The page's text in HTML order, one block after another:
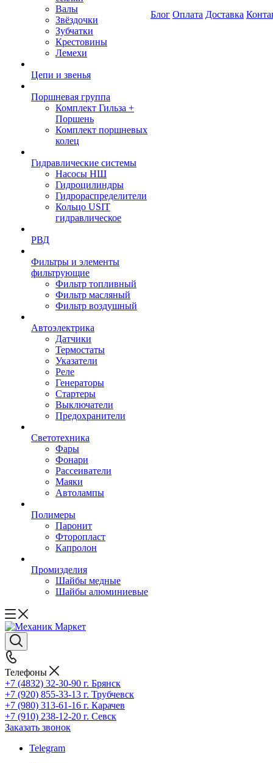
Валы
Звёздочки
Зубчатки
Крестовины
Лемехи
Цепи и звенья
Поршневая группа
Комплект Гильза +
Поршень
Комплект поршневых
колец
Гидравлические системы
Насосы НШ
Гидроцилиндры
Гидрораспределители
Кольцо USIT
гидравлическое
РВД
Фильтры и элементы
фильтрующие
Фильтр топливный
Фильтр масляный
Фильтр воздушный
Автоэлектрика
Датчики
Термостаты
Указатели
Реле
Генераторы
Стартеры
Выключатели
Предохранители
Светотехника
Фары
Фонари
Рассеиватели
Маяки
Автолампы
Полимеры
Паронит
Фторопласт
Капролон
Промизделия
Шайбы медные
Шайбы алюминиевые
Блог Оплата Доставка
Телефоны
+7 (4832) 32-30-90 г. Брянск
+7 (920) 855-33-13 г. Трубчевск
+7 (980) 313-61-16 г. Карачев
+7 (910) 238-12-20 г. Севск
Заказать звонок
Telegram